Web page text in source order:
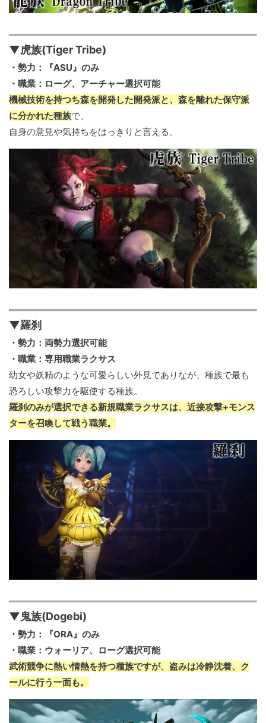
▼虎族(Tiger Tribe)
・勢力：『ASU』のみ
・職業：ローグ、アーチャー選択可能
機械技術を持つち森を開発した開発派と、森を離れた保守派
に分かれた種族で、
自身の意見や気持ちをはっきりと言える。
▼羅刹
・勢力：両勢力選択可能
・職業：専用職業ラクサス
幼女や妖精のような可愛らしい外見でありなが、種族で最も
恐ろしい攻撃力を駆使する種族。
羅刹のみが選択できる新規職業ラクサスは、近接攻撃+モンス
ターを召喚して戦う職業。
▼鬼族(Dogebi)
・勢力：『ORA』のみ
・職業：ウォーリア、ローグ選択可能
武術競争に熱い情熱を持つ種族ですが、盗みは冷静沈着、ク
ールに行う一面も。